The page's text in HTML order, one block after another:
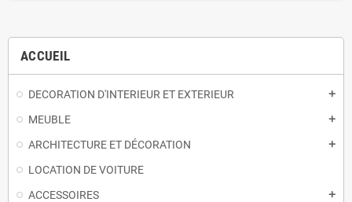
ACCUEIL
DECORATION D'INTERIEUR ET EXTERIEUR add
MEUBLE add
ARCHITECTURE ET DÉCORATION add
LOCATION DE VOITURE
ACCESSOIRES
add